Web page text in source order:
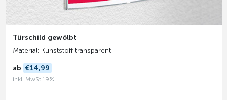
Türschild gewölbt
Material: Kunststoff transparent
ab €14,99
inkl. MwSt 19%